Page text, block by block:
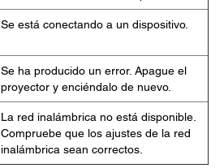
Se está conectando a un dispositivo.
Se ha producido un error. Apague el
proyector y enciéndalo de nuevo.
La red inalámbrica no está disponible.
Compruebe que los ajustes de la red
inalámbrica sean correctos.